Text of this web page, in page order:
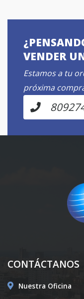
VENDER
Estamos a tu
próxima
CONTÁCTANOS
Nuestra Oficina